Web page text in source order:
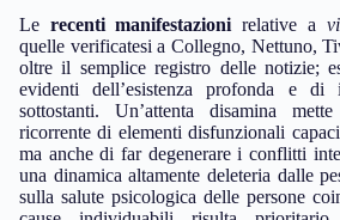
Le recenti manifestazioni relative a
quelle verificatesi a Collegno, Nettuno,
oltre il semplice registro delle notizie;
evidenti dell’esistenza profonda e di
sottostanti. Un’attenta disamina
ricorrente di elementi disfunzionali
ma anche di far degenerare i conflitti
una dinamica altamente deleteria dalle
sulla salute psicologica delle persone